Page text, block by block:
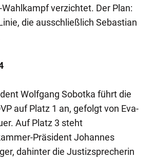
verzichtet. Der Plan:
die ausschließlich Sebastian
Wolfgang Sobotka führt die
auf Platz 1 an, gefolgt von Eva-
Auf Platz 3 steht
Präsident Johannes
dahinter die Justizsprecherin